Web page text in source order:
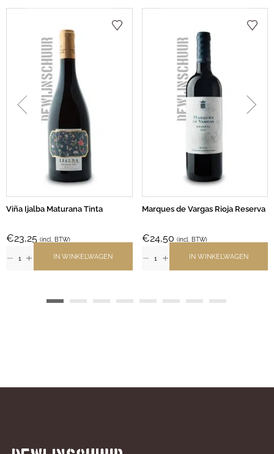
Viña Ijalba Maturana Tinta
€23,25 (incl. BTW)
IN WINKELWAGEN
Marques de Vargas Rioja Reserva
€24,50 (incl. BTW)
IN WINKELWAGEN